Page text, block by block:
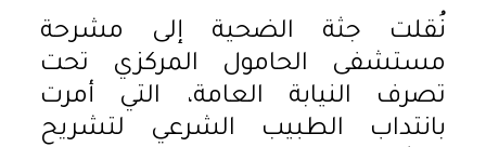
نُقلت جثة الضحية إلى مشرحة
مستشفى الحامول المركزي تحت
تصرف النيابة العامة، التي أمرت
بانتداب الطبيب الشرعي لتشريح